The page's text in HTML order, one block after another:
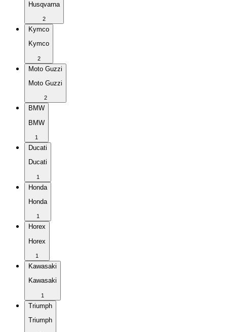
Husqvarna
2
Kymco
Kymco
2
Moto Guzzi
Moto Guzzi
2
BMW
BMW
1
Ducati
Ducati
1
Honda
Honda
1
Horex
Horex
1
Kawasaki
Kawasaki
1
Triumph
Triumph